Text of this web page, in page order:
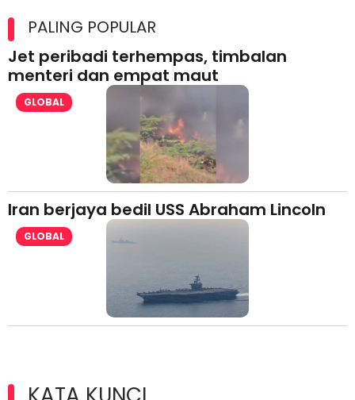
lesen separuh pertama 2026
PALING POPULAR
Jet peribadi terhempas, timbalan
menteri dan empat maut
GLOBAL
Iran berjaya bedil USS Abraham Lincoln
GLOBAL